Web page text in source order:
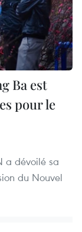
Ba est
pour le
a dévoilé sa
du Nouvel